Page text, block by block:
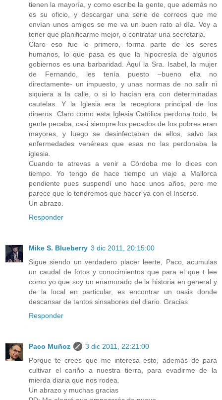
tienen la mayoría, y como escribe la gente, que además no
es su oficio, y descargar una serie de correos que me
envían unos amigos se me va un buen rato al día. Voy a
tener que planificarme mejor, o contratar una secretaria.
Claro eso fue lo primero, forma parte de los seres
humanos, lo que pasa es que la hipocresía de algunos
gobiernos es una barbaridad. Aquí la Sra. Isabel, la mujer
de Fernando, les tenía puesto –bueno ella no
directamente- un impuesto, y unas normas de no salir ni
siquiera a la calle, o si lo hacían era con determinadas
cautelas. Y la Iglesia era la receptora principal de los
dineros. Claro como esta Iglesia Católica perdona todo, la
gente pecaba, casi siempre los pecados de los pobres eran
mayores, y luego se desinfectaban de ellos, salvo las
enfermedades venéreas que esas no las perdonaba la
iglesia.
Cuando te atrevas a venir a Córdoba me lo dices con
tiempo. Yo tengo de hace tiempo un viaje a Mallorca
pendiente pues suspendí uno hace unos años, pero me
parece que lo tendremos que hacer ya con el Inserso.
Un abrazo.
Responder
Mike S. Blueberry 3 dic 2011, 20:15:00
Sigue siendo un verdadero placer leerte, Paco, acumulas
un caudal de fotos y conocimientos que para el que t lee
como yo que soy un enamorado de la historia en general y
de la local en particular, es encontrar un oasis donde
descansar de tantos sinsabores del diario. Gracias
Responder
Paco Muñoz
3 dic 2011, 22:21:00
Porque te crees que me interesa esto, además de para
cultivar el cariño a nuestra tierra, para evadirme de la
mierda diaria que nos rodea.
Un abrazo y muchas gracias